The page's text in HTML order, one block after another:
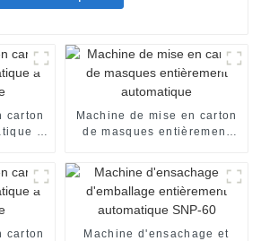
carton
à
Machine de mise en carton
de masques entièrement
carton
Machine d'ensachage et